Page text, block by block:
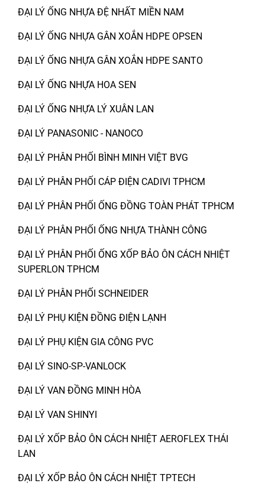
ĐẠI LÝ ỐNG NHỰA ĐỆ NHẤT MIỀN NAM
ĐẠI LÝ ỐNG NHỰA GÂN XOẮN HDPE OPSEN
ĐẠI LÝ ỐNG NHỰA GÂN XOẮN HDPE SANTO
ĐẠI LÝ ỐNG NHỰA HOA SEN
ĐẠI LÝ ỐNG NHỰA LÝ XUÂN LAN
ĐẠI LÝ PANASONIC - NANOCO
ĐẠI LÝ PHÂN PHỐI BÌNH MINH VIỆT BVG
ĐẠI LÝ PHÂN PHỐI CÁP ĐIỆN CADIVI TPHCM
ĐẠI LÝ PHÂN PHỐI ỐNG ĐỒNG TOÀN PHÁT TPHCM
ĐẠI LÝ PHÂN PHỐI ỐNG NHỰA THÀNH CÔNG
ĐẠI LÝ PHÂN PHỐI ỐNG XỐP BẢO ÔN CÁCH NHIỆT
SUPERLON TPHCM
ĐẠI LÝ PHÂN PHỐI SCHNEIDER
ĐẠI LÝ PHỤ KIỆN ĐỒNG ĐIỆN LẠNH
ĐẠI LÝ PHỤ KIỆN GIA CÔNG PVC
ĐẠI LÝ SINO-SP-VANLOCK
ĐẠI LÝ VAN ĐỒNG MINH HÒA
ĐẠI LÝ VAN SHINYI
ĐẠI LÝ XỐP BẢO ÔN CÁCH NHIỆT AEROFLEX THÁI
LAN
ĐẠI LÝ XỐP BẢO ÔN CÁCH NHIỆT TPTECH